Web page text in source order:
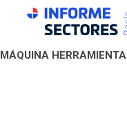
MÁQUINA HERRAMIENTA